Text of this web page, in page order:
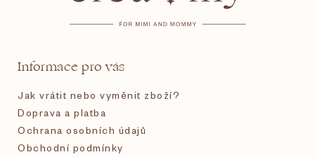
Informace pro vás
Jak vrátit nebo vyměnit zboží?
Doprava a platba
Ochrana osobních údajů
Obchodní podmínky